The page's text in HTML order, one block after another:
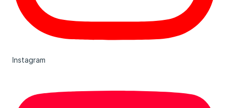
Instagram